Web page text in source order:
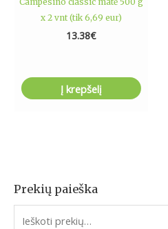
Prekių paieška
I
e
x 2 vnt (tik 6,69 eur)
13.38€
Į krepšelį